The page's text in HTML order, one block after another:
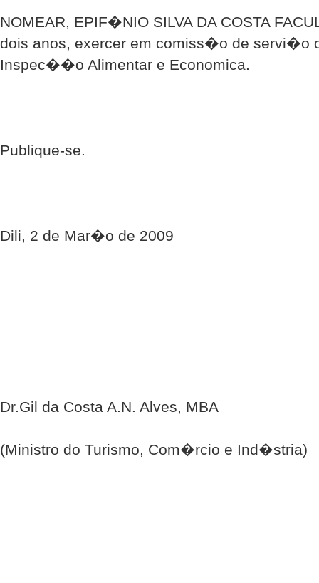
NOMEAR, EPIF�NIO SILVA DA COSTA
dois anos, exercer em comiss�o de servi�o
Inspec��o Alimentar e Economica.
Publique-se.
Dili, 2 de Mar�o de 2009
Dr.Gil da Costa A.N. Alves, MBA
(Ministro do Turismo, Com�rcio e Ind�stria)